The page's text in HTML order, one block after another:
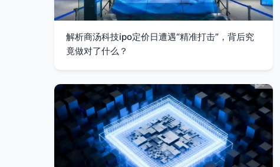
解析商汤科技ipo定价日遭遇“精准打击”，背后究
竟做对了什么？